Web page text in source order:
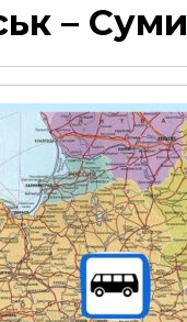
– Суми